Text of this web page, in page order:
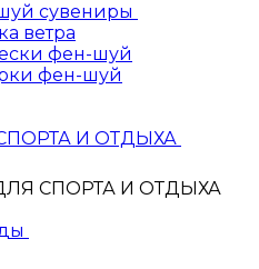
сувениры
ветра
фен-шуй
фен-шуй
И ОТДЫХА
СПОРТА И ОТДЫХА